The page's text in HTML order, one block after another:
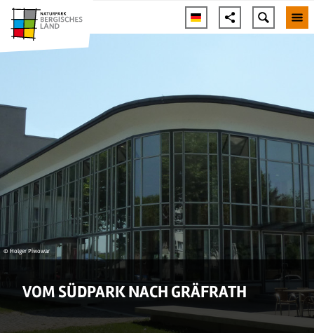
© Holger Piwowar
VOM SÜDPARK NACH GRÄFRATH